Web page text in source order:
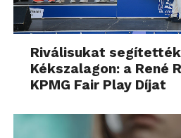
Riválisukat
Kékszalagon: a René
KPMG Fair Play Díjat